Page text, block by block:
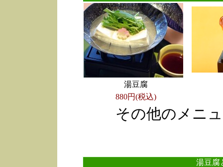
湯豆腐
880円(税込)
その他のメニ
湯豆腐